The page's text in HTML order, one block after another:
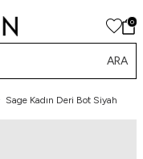
0
ARA
Sage Kadın Deri Bot Siyah